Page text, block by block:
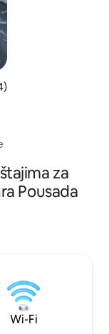
ocjena: 4,96/5,
za
Pousada
Wi-Fi